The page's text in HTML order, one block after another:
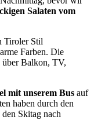
Salaten vom
Tiroler Stil
Farben. Die
über Balkon, TV,
mit unserem Bus auf
haben durch den
Skitag nach